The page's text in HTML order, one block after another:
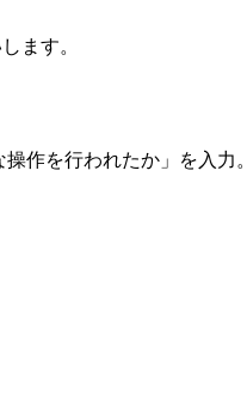
ます。
作を行われたか」を入力。